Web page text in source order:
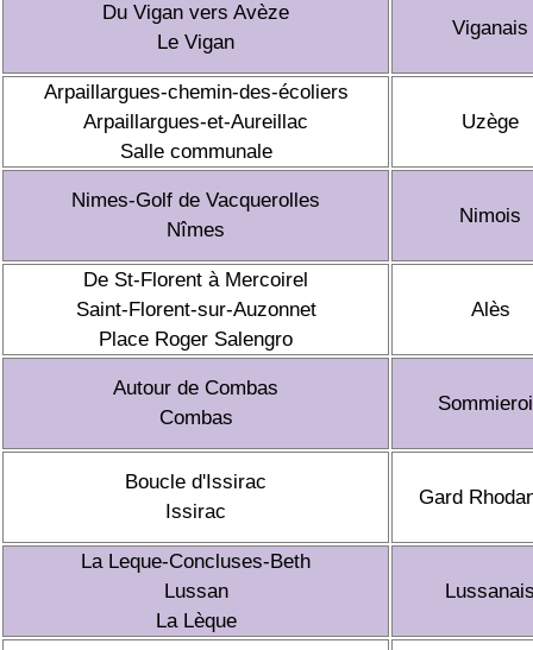
Du Vigan vers Avèze
Le Vigan
Viganais
Arpaillargues-chemin-des-écoliers
Arpaillargues-et-Aureillac
Salle communale
Uzège
Nimes-Golf de Vacquerolles
Nîmes
Nimois
De St-Florent à Mercoirel
Saint-Florent-sur-Auzonnet
Place Roger Salengro
Alès
Autour de Combas
Combas
Boucle d'Issirac
Issirac
Gard
La Leque-Concluses-Beth
Lussan
La Lèque